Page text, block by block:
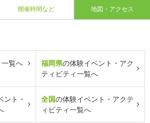
開催時間など 地図・アクセス
覧へ 福岡県の体験イベント・アク
ティビティ一覧へ
ント・
全国の体験イベント・アクテ
ィビティ一覧へ